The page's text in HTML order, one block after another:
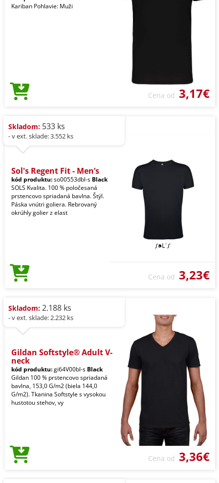
Kariban Pohlavie: Muži
Cena od 3,17€
Skladom: 533 ks
- v ext. sklade: 3.552 ks
Sol's Regent Fit - Men’s
kód produktu:so00553dbl-s Black
SOLS Kvalita. 100 % poločesaná
prstencovo spriadaná bavlna. Štýl.
Páska vnútri goliera. Rebrovaný
okrúhly golier z elast
Cena od 3,23€
Skladom: 2.188 ks
- v ext. sklade: 2.232 ks
Gildan Softstyle® Adult V-
neck
kód produktu:gi64V00bl-s Black
Gildan 100 % prstencovo spriadaná
bavlna, 153,0 G/m2 (biela 144,0
G/m2). Tkanina Softstyle s vysokou
hustotou stehov, vy
Cena od 3,36€